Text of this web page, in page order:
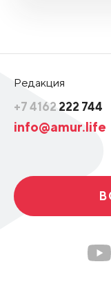
Редакция
+7 4162 222 744
info@amur.life